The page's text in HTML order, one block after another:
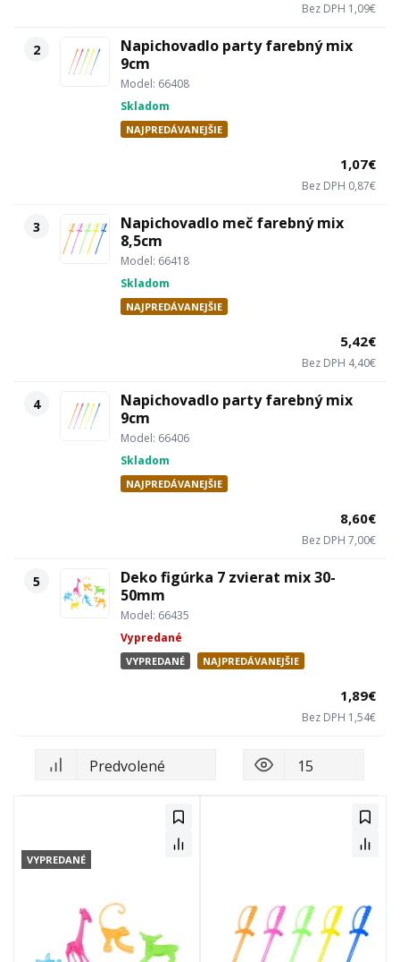
Bez DPH 1,09€
2
Napichovadlo party farebný mix
9cm
Model: 66408
Skladom
NAJPREDÁVANEJŠIE
1,07€
Bez DPH 0,87€
3
Napichovadlo meč farebný mix
8,5cm
Model: 66418
Skladom
NAJPREDÁVANEJŠIE
5,42€
Bez DPH 4,40€
4
Napichovadlo party farebný mix
9cm
Model: 66406
Skladom
NAJPREDÁVANEJŠIE
8,60€
Bez DPH 7,00€
5
Deko figúrka 7 zvierat mix 30-
50mm
Model: 66435
Vypredané
VYPREDANÉ NAJPREDÁVANEJŠIE
1,89€
Bez DPH 1,54€
VYPREDANÉ